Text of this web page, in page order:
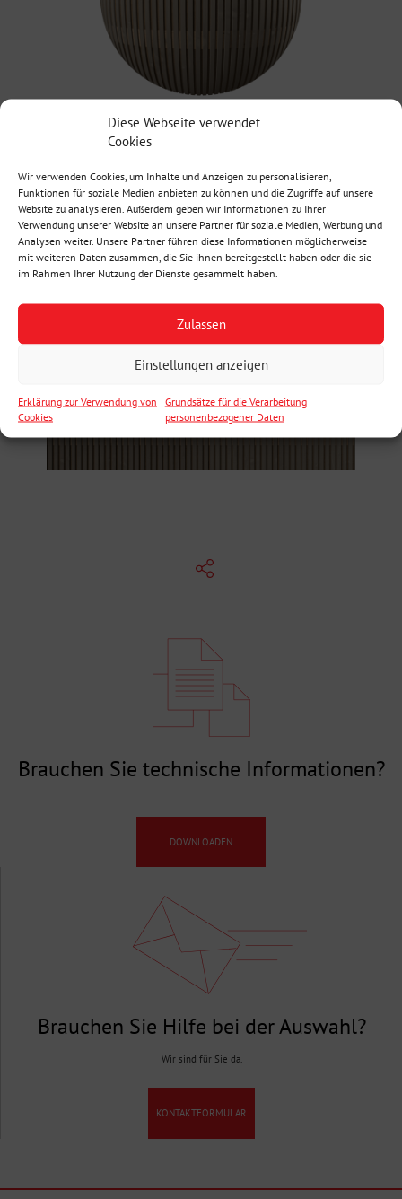
Diese Webseite verwendet
Cookies
Wir verwenden Cookies, um Inhalte und Anzeigen zu personalisieren,
Funktionen für soziale Medien anbieten zu können und die Zugriffe auf unsere
Website zu analysieren. Außerdem geben wir Informationen zu Ihrer
Verwendung unserer Website an unsere Partner für soziale Medien, Werbung und
Analysen weiter. Unsere Partner führen diese Informationen möglicherweise
mit weiteren Daten zusammen, die Sie ihnen bereitgestellt haben oder die sie
im Rahmen Ihrer Nutzung der Dienste gesammelt haben.
Zulassen
Einstellungen anzeigen
Erklärung zur Verwendung von
Cookies
Grundsätze für die Verarbeitung
personenbezogener Daten
Brauchen Sie technische Informationen?
DOWNLOADEN
Brauchen Sie Hilfe bei der Auswahl?
Wir sind für Sie da.
KONTAKTFORMULAR